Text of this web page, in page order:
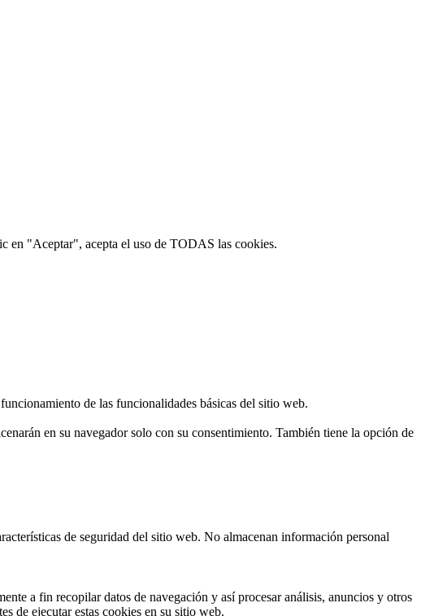
en "Aceptar", acepta el uso de TODAS las cookies.
de las funcionalidades básicas del sitio web.
en su navegador solo con su consentimiento. También tiene la opción de
de seguridad del sitio web. No almacenan información personal
a fin recopilar datos de navegación y así procesar análisis, anuncios y otros
de ejecutar estas cookies en su sitio web.